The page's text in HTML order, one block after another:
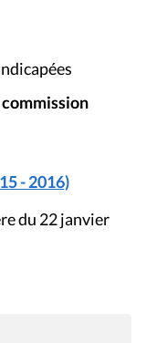
commission
- 2016)
du 22 janvier